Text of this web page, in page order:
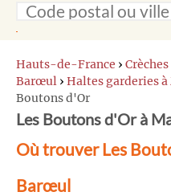
Hauts-de-France ›
Barœul › Haltes garderies
Boutons d'Or
Les Boutons d'Or à
Où trouver Les
Barœul